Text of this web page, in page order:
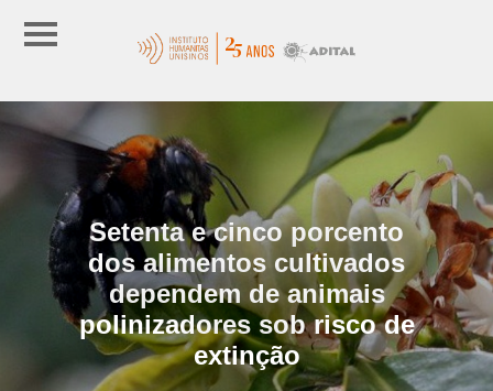
Setenta e cinco porcento
dos alimentos cultivados
dependem de animais
polinizadores sob risco de
extinção